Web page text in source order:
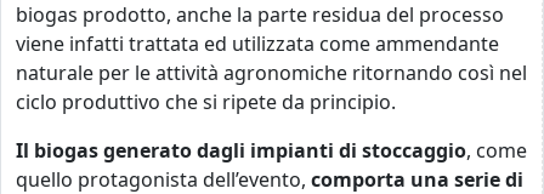
biogas prodotto, anche la parte residua del processo
viene infatti trattata ed utilizzata come ammendante
naturale per le attività agronomiche ritornando così nel
ciclo produttivo che si ripete da principio.
Il biogas generato dagli impianti di stoccaggio, come
quello protagonista dell’evento, comporta una serie di